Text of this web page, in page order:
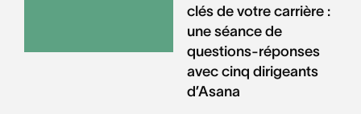
clés de votre carrière :
une séance de
questions-réponses
avec cinq dirigeants
d’Asana